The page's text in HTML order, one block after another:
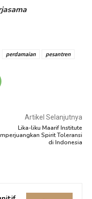
perdamaian pesantren
Artikel Selanjutnya
Lika-liku Maarif Institute
Spirit Toleransi
di Indonesia